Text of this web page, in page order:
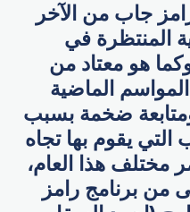
جاب من الآخر
المنتظرة في
رمضان 2024، وكما هو معتاد من
الماضية
ضخمة بسبب
يقوم بها تجاه
مختلف هذا العام،
من برنامج رامز